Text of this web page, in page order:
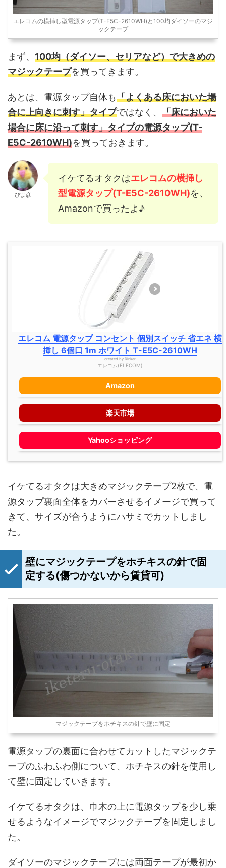
エレコムの横挿し型電源タップ(T-E5C-2610WH)と100均ダイソーのマジ
ックテープ
まず、 100均（ダイソー、セリアなど）で大きめの
マジックテープを買ってきます。
あとは、電源タップ自体も「よくある床においた場
合に上向きに刺す」タイプではなく、 「床においた
場合に床に沿って刺す」タイプの電源タップ(T-
E5C-2610WH)を買っておきます。
ぴよ彦
イケてるオタクはエレコムの横挿し
型電源タップ(T-E5C-2610WH)を、
Amazonで買ったよ♪
エレコム 電源タップ コンセント 個別スイッチ 省エネ 横
挿し 6個口 1m ホワイト T-E5C-2610WH
created by Rinker
エレコム(ELECOM)
Amazon
楽天市場
Yahooショッピング
イケてるオタクは大きめマジックテープ2枚で、電
源タップ裏面全体をカバーさせるイメージで買って
きて、サイズが合うようにハサミでカットしまし
た。
壁にマジックテープをホチキスの針で固
定する(傷つかないから賃貸可)
マジックテープをホチキスの針で壁に固定
電源タップの裏面に合わせてカットしたマジックテ
ープのふわふわ側について、ホチキスの針を使用し
て壁に固定していきます。
イケてるオタクは、巾木の上に電源タップを少し乗
せるようなイメージでマジックテープを固定しまし
た。
ダイソーのマジックテープには両面テープが最初か